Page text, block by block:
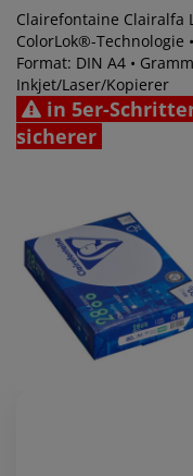
Clairefontaine Clairalfa
ColorLok®-Technologie
Format: DIN A4 •
Inkjet/Laser/Kopierer
in 5er-
sicherer